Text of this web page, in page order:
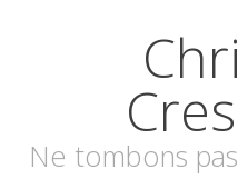
Ne tombons